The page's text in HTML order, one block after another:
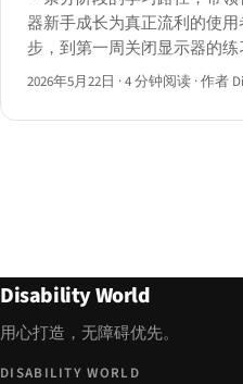
器新手成长为真正流利的使
步，到第一周关闭显示器的
者快捷键，以及诚实的流利度
2026年5月22日 ·4 分钟阅读 ·作者
Disability World
用心打造，无障碍优先。
DISABILITY WORLD